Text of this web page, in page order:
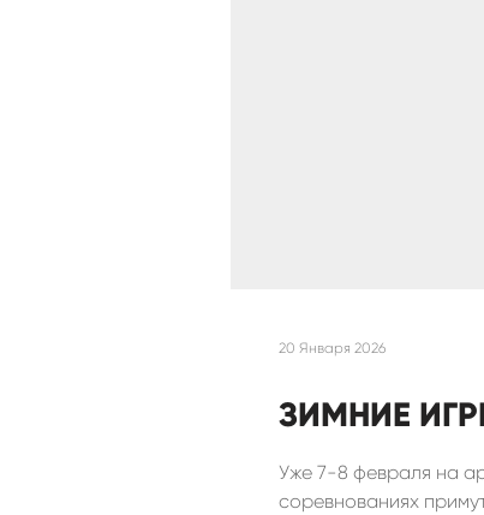
20 Января 2026
ЗИМНИЕ
Уже 7-8 февраля на
соревнованиях